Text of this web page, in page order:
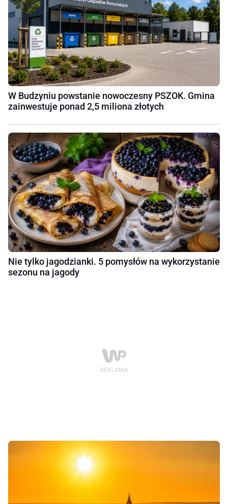
W Budzyniu powstanie nowoczesny PSZOK. Gmina
zainwestuje ponad 2,5 miliona złotych
Nie tylko jagodzianki. 5 pomysłów na wykorzystanie
sezonu na jagody